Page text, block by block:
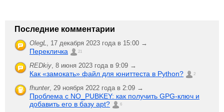
Последние комментарии
OlegL, 17 декабря 2023 года в 15:00 →
Перекличка 21
REDkiy, 8 июня 2023 года в 9:09 →
Как «замокать» файл для юниттеста в Python? 2
fhunter, 29 ноября 2022 года в 2:09 →
Проблема с NO_PUBKEY: как получить GPG-ключ и
добавить его в базу apt?
6